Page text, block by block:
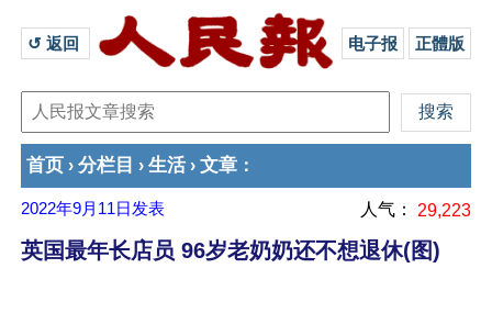
↺ 返回 电子报 正體版
首页 › 分栏目 › 生活 › 文章 ：
2022年9月11日 发表 人气： 29,223
英国最年长店员 96岁老奶奶还不想退休(图)